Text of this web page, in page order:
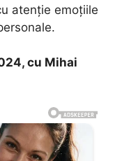
atenție emoțiile
cu Mihai